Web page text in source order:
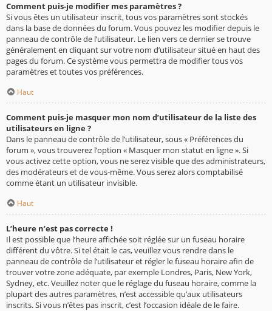
Comment puis-je modifier mes paramètres ?
Si vous êtes un utilisateur inscrit, tous vos paramètres sont stockés
dans la base de données du forum. Vous pouvez les modifier depuis le
panneau de contrôle de l’utilisateur. Le lien vers ce dernier se trouve
généralement en cliquant sur votre nom d’utilisateur situé en haut des
pages du forum. Ce système vous permettra de modifier tous vos
paramètres et toutes vos préférences.
Haut
Comment puis-je masquer mon nom d’utilisateur de la liste des
utilisateurs en ligne ?
Dans le panneau de contrôle de l’utilisateur, sous « Préférences du
forum », vous trouverez l’option « Masquer mon statut en ligne ». Si
vous activez cette option, vous ne serez visible que des administrateurs,
des modérateurs et de vous-même. Vous serez alors comptabilisé
comme étant un utilisateur invisible.
Haut
L’heure n’est pas correcte !
Il est possible que l’heure affichée soit réglée sur un fuseau horaire
différent du vôtre. Si tel était le cas, veuillez vous rendre dans le
panneau de contrôle de l’utilisateur et régler le fuseau horaire afin de
trouver votre zone adéquate, par exemple Londres, Paris, New York,
Sydney, etc. Veuillez noter que le réglage du fuseau horaire, comme la
plupart des autres paramètres, n’est accessible qu’aux utilisateurs
inscrits. Si vous n’êtes pas inscrit, c’est l’occasion idéale de le faire.